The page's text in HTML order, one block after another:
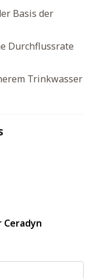
Basis der
Durchflussrate
Trinkwasser